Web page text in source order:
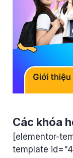
Các khóa
[elementor-
template